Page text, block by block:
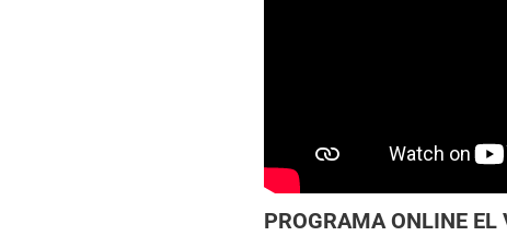
PROGRAMA ONLINE EL